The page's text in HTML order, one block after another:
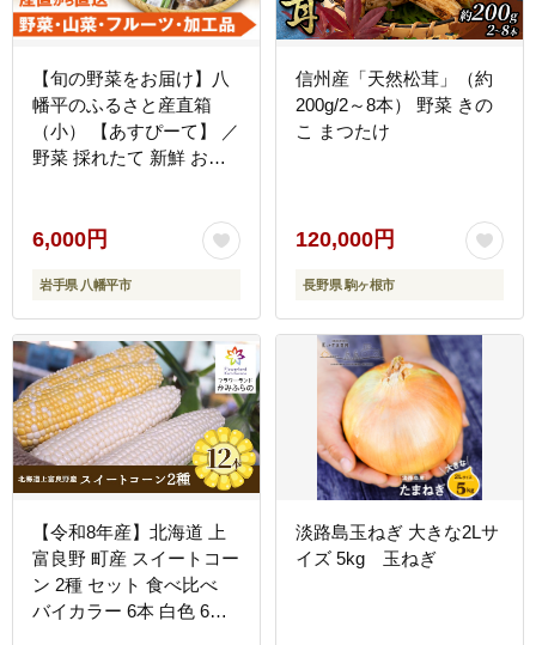
【旬の野菜をお届け】八
幡平のふるさと産直箱
（小） 【あすぴーて】 ／
野菜 採れたて 新鮮 おま
お取り寄せ お取寄せ 取り
6,000円
岩手県 八幡平市
信州産「天然松茸」（約
200g/2～8本） 野菜 きの
こ まつたけ
120,000円
長野県 駒ヶ根市
【令和8年産】北海道 上
富良野 町産 スイートコー
ン 2種 セット 食べ比べ
バイカラー 6本 白色 6本
淡路島玉ねぎ 大きな2Lサ
イズ 5kg 玉ねぎ